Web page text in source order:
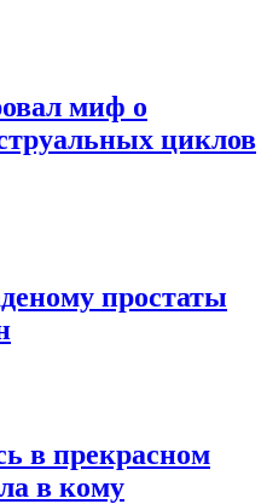
миф о
циклов
простаты
в прекрасном
в кому